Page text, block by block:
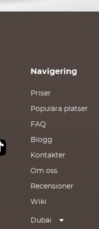
Navigering
Priser
Populära platser
FAQ
Blogg
Kontakter
Om oss
Recensioner
Wiki
Dubai